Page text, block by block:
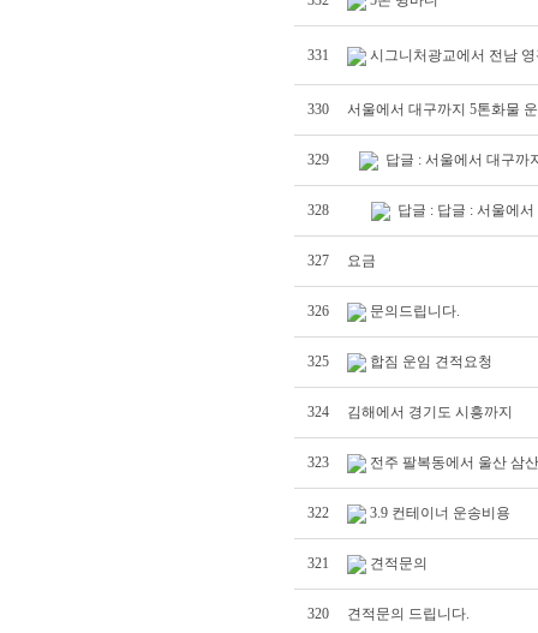
331 시그니처광교에서 전남
330 서울에서 대구까지 5톤화물
329 답글 : 서울에서 대구까
328 답글 : 답글 : 서울에
327 요금
326 문의드립니다.
325 합짐 운임 견적요청
324 김해에서 경기도 시흥까지
323 전주 팔복동에서 울산 삼
322 3.9 컨테이너 운송비용
321 견적문의
320 견적문의 드립니다.